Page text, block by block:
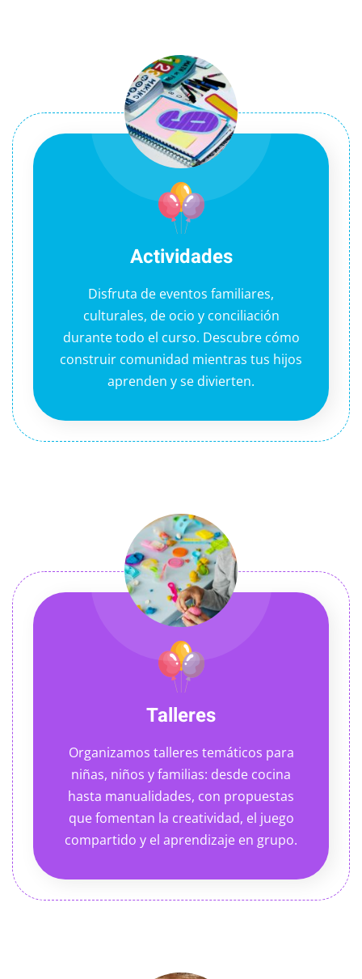
Actividades
Disfruta de eventos familiares,
culturales, de ocio y conciliación
durante todo el curso. Descubre cómo
construir comunidad mientras tus hijos
aprenden y se divierten.
Talleres
Organizamos talleres temáticos para
niñas, niños y familias: desde cocina
hasta manualidades, con propuestas
que fomentan la creatividad, el juego
compartido y el aprendizaje en grupo.